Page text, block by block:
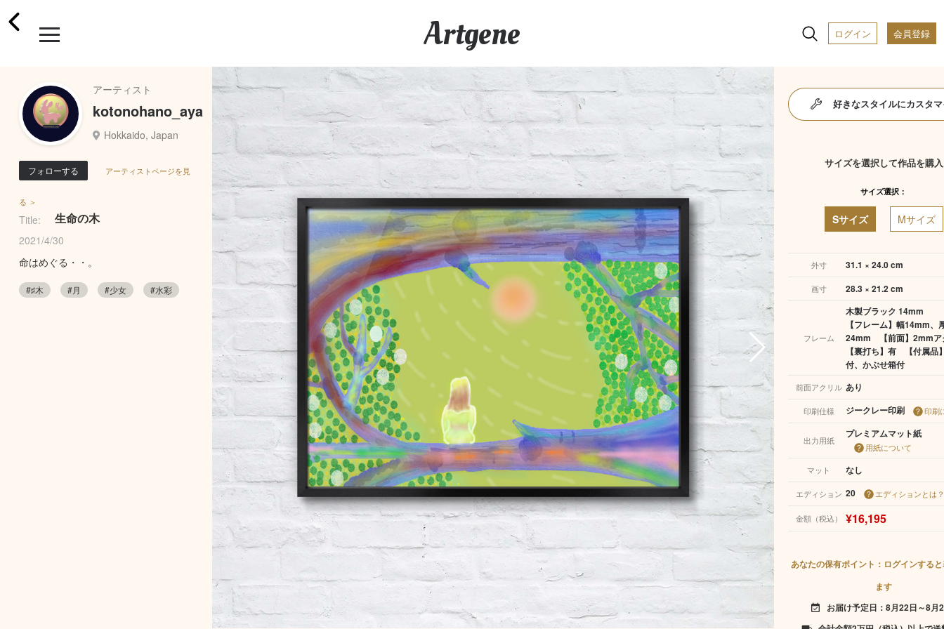
Artgene ログイン 会員登録
アーティスト
kotonohano_aya
Hokkaido, Japan
フォローする アーティストページを見
る ＞
Title: 生命の木
2021/4/30
命はめぐる・・。
#♯木 #月 #少女 #水彩
好きなスタイルにカスタ
サイズを選択して作品を購入
サイズ選択：
Sサイズ Mサイズ
外寸 31.1 × 24.0 cm
画寸 28.3 × 21.2 cm
フレーム
木製ブラック 14mm
【フレーム】幅14mm、
24mm 【前面】2mm
【裏打ち】有 【付属品
付、かぶせ箱付
前面アクリル あり
印刷仕様 ジークレー印刷 印刷
出力用紙
プレミアムマット紙
用紙について
マット
なし
エディション 20 エディションとは？
金額（税込） ¥16,195
あなたの保有ポイント：ログインする
ます
event_available お届け予定日：8月22日～8月